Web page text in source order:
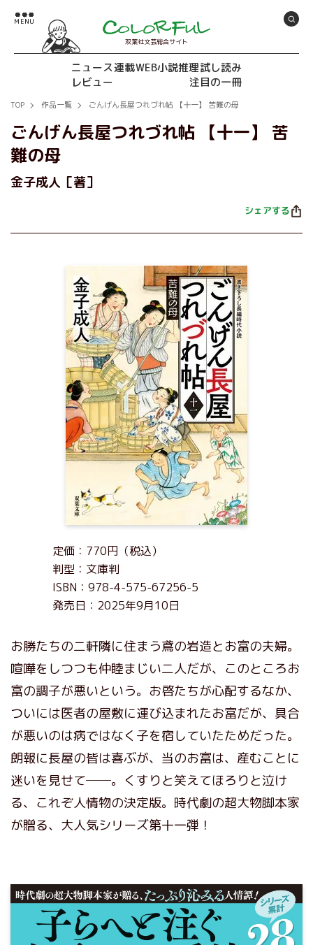
双葉社文芸総合サイト
ニュース連載WEB小説推理試し読み
レビュー
注目の一冊
TOP 作品一覧 ごんげん長屋つれづれ帖 【十一】 苦難の母
ごんげん長屋つれづれ帖 【十一】 苦
難の母
金子成人［著］
シェアする
定価：770円（税込）
判型：文庫判
ISBN：978-4-575-67256-5
発売日：2025年9月10日
お勝たちの二軒隣に住まう鳶の岩造とお富の夫婦。
喧嘩をしつつも仲睦まじい二人だが、このところお
富の調子が悪いという。お啓たちが心配するなか、
ついには医者の屋敷に運び込まれたお富だが、具合
が悪いのは病ではなく子を宿していたためだった。
朗報に長屋の皆は喜ぶが、当のお富は、産むことに
迷いを見せて──。くすりと笑えてほろりと泣け
る、これぞ人情物の決定版。時代劇の超大物脚本家
が贈る、大人気シリーズ第十一弾！